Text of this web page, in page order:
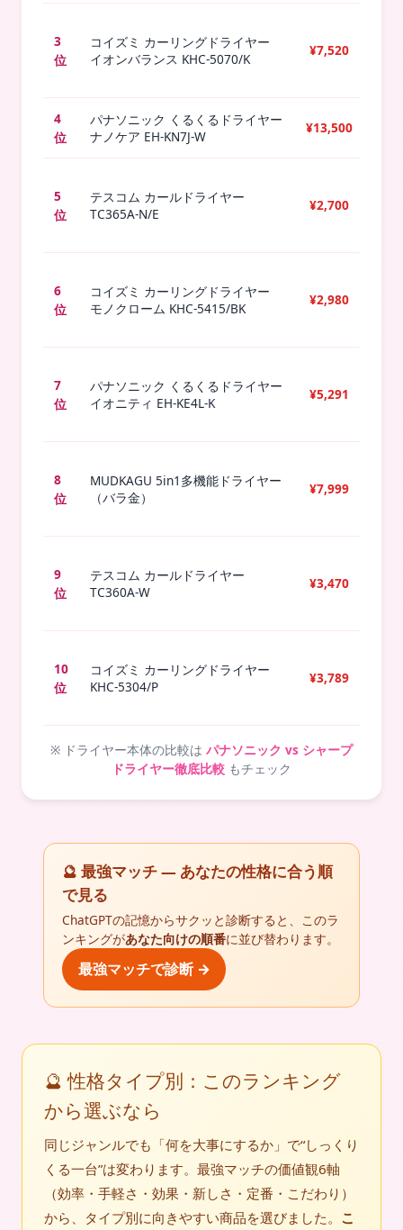
3
位
コイズミ カーリングドライヤー
イオンバランス KHC-5070/K
¥7,520
4
位
パナソニック くるくるドライヤー
ナノケア EH-KN7J-W
¥13,500
5
位
テスコム カールドライヤー
TC365A-N/E
¥2,700
6
位
コイズミ カーリングドライヤー
モノクローム KHC-5415/BK
¥2,980
7
位
パナソニック くるくるドライヤー
イオニティ EH-KE4L-K
¥5,291
8
位
MUDKAGU 5in1多機能ドライヤー
（バラ金）
¥7,999
9
位
テスコム カールドライヤー
TC360A-W
¥3,470
10
位
コイズミ カーリングドライヤー
KHC-5304/P
¥3,789
※ ドライヤー本体の比較は パナソニック vs シャープ
ドライヤー徹底比較 もチェック
🔮 最強マッチ — あなたの性格に合う順
で見る
ChatGPTの記憶からサクッと診断すると、このラ
ンキングがあなた向けの順番に並び替わります。
最強マッチで診断 →
🔮 性格タイプ別：このランキング
から選ぶなら
同じジャンルでも「何を大事にするか」で“しっくり
くる一台”は変わります。最強マッチの価値観6軸
（効率・手軽さ・効果・新しさ・定番・こだわり）
から、タイプ別に向きやすい商品を選びました。 こ